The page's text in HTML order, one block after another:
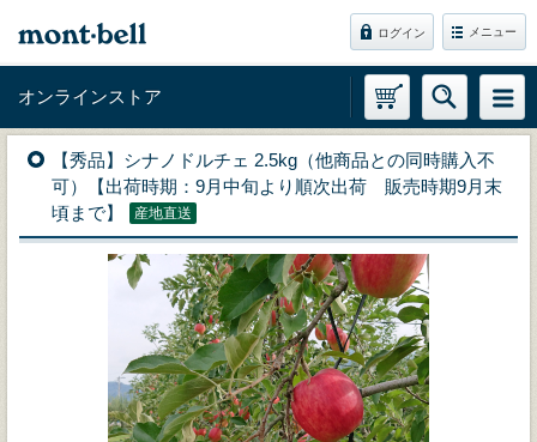
ログイン メニュー
オンラインストア
【秀品】シナノドルチェ 2.5kg（他商品との同時購入不
可）【出荷時期：9月中旬より順次出荷 販売時期9月末
頃まで】
産地直送